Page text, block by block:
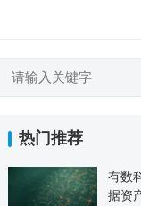
热门推荐
有数
据资